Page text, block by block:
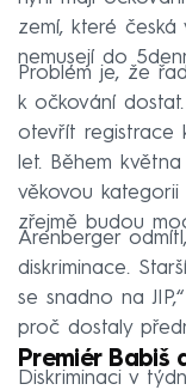
zemí, které
nemusejí do
Problém je, že
k očkování
otevřít registrace
let. Během
věkovou
zřejmě budou
Arenberger
diskriminace.
se snadno na
proč dostaly
Premiér Babiš
Diskriminaci v